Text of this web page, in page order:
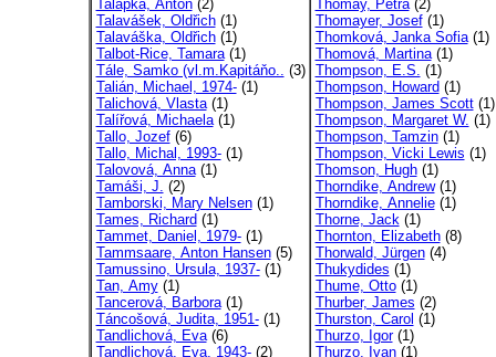
Talapka, Anton(2)
Talavášek, Oldřich(1)
Talaváška, Oldřich(1)
Talbot-Rice, Tamara(1)
Tále, Samko (vl.m.Kapitáňo.. (3)
Talián, Michael, 1974-(1)
Talichová, Vlasta(1)
Talířová, Michaela(1)
Tallo, Jozef(6)
Tallo, Michal, 1993-(1)
Talovová, Anna(1)
Tamáši, J. (2)
Tamborski, Mary Nelsen(1)
Tames, Richard (1)
Tammet, Daniel, 1979-(1)
Tammsaare, Anton Hansen(5)
Tamussino, Ursula, 1937-(1)
Tan, Amy(1)
Tancerová, Barbora(1)
Táncošová, Judita, 1951-(1)
Tandlichová, Eva(6)
Tandlichová, Eva, 1943-(2)
Thomay, Petra(2)
Thomayer, Josef(1)
Thomková, Janka Sofia(1)
Thomová, Martina(1)
Thompson, E.S. (1)
Thompson, Howard (1)
Thompson, James Scott(1)
Thompson, Margaret W. (1)
Thompson, Tamzin(1)
Thompson, Vicki Lewis (1)
Thomson, Hugh(1)
Thorndike, Andrew(1)
Thorndike, Annelie(1)
Thorne, Jack(1)
Thornton, Elizabeth(8)
Thorwald, Jürgen(4)
Thukydides (1)
Thume, Otto(1)
Thurber, James (2)
Thurston, Carol (1)
Thurzo, Igor(1)
Thurzo, Ivan(1)